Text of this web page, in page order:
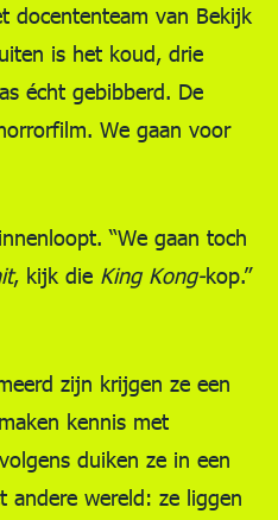
docententeam van Bekijk
is het koud, drie
écht gebibberd. De
We gaan voor
“We gaan toch
, kijk die King Kong-kop.”
zijn krijgen ze een
kennis met
duiken ze in een
andere wereld: ze liggen